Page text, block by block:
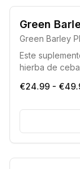
Green
Green Barley
Este
hierba de
de peso, la
€24.99 -